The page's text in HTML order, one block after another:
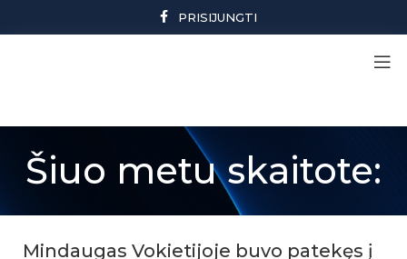
PRISIJUNGTI
Šiuo metu skaitote:
Mindaugas Vokietijoje buvo patekęs į